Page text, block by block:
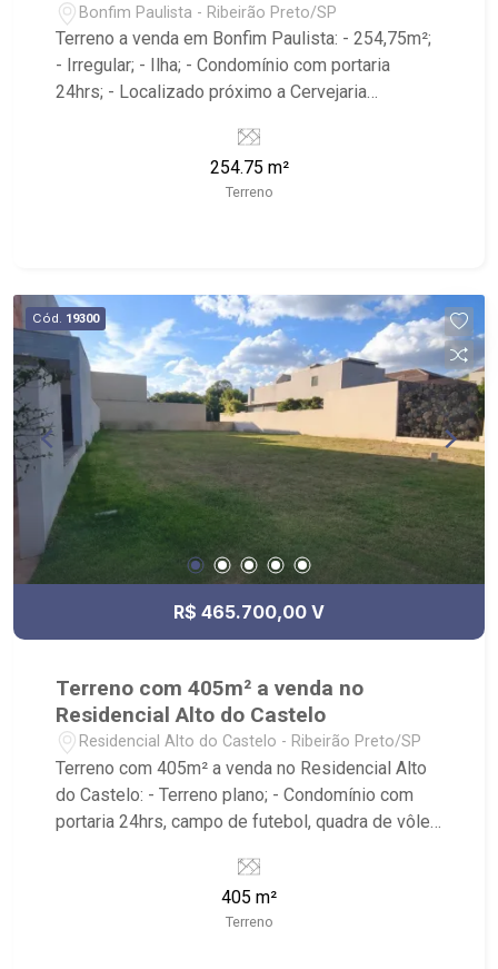
Bonfim Paulista - Ribeirão Preto/SP
Terreno a venda em Bonfim Paulista: - 254,75m²;
- Irregular; - Ilha; - Condomínio com portaria
24hrs; - Localizado próximo a Cervejaria
Ginástica, Rodovia José Fregonezi.
254.75 m²
Terreno
Cód. 19300
R$ 465.700,00 V
Terreno com 405m² a venda no
Residencial Alto do Castelo
Residencial Alto do Castelo - Ribeirão Preto/SP
Terreno com 405m² a venda no Residencial Alto
do Castelo: - Terreno plano; - Condomínio com
portaria 24hrs, campo de futebol, quadra de vôlei
Localizado próximo ao Santa Maria Outlet,
Residencial Alto do Vale, Condomínio Fazenda
Santa Maria, fácil acesso pela Anhanguera ou
405 m²
Terreno